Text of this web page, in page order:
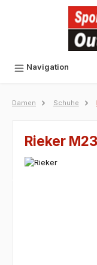
Navigation
Damen Schuhe
Rieker